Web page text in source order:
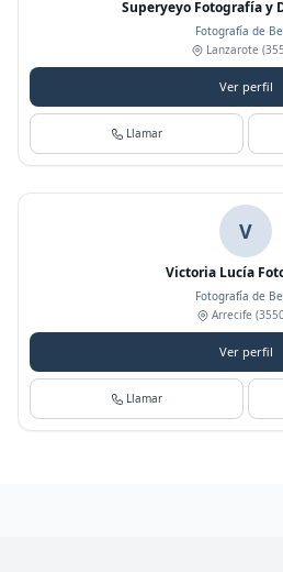
Superyeyo Fotografía y
Fotografía de
Lanzarote
Ver perfil
Llamar
V
Victoria Lucía
Fotografía de
Arrecife
Ver perfil
Llamar